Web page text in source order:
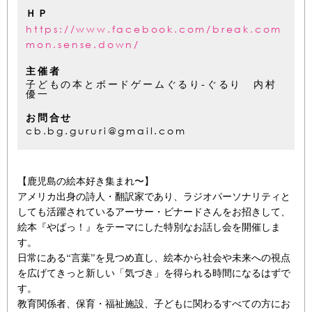
ＨＰ
https://www.facebook.com/break.com
mon.sense.down/
主催者
子どもの本とボードゲームぐるり-ぐるり 内村
優一
お問合せ
cb.bg.gururi@gmail.com
【鹿児島の絵本好き集まれ〜】
アメリカ出身の詩人・翻訳家であり、ラジオパーソナリティと
しても活躍されているアーサー・ビナードさんをお招きして、
絵本『やばっ！』をテーマにした特別なお話し会を開催しま
す。
日常にある“言葉”を見つめ直し、絵本から社会や未来への視点
を広げてきっと新しい「気づき」を得られる時間になるはずで
す。
教育関係者、保育・福祉施設、子どもに関わるすべての方にお